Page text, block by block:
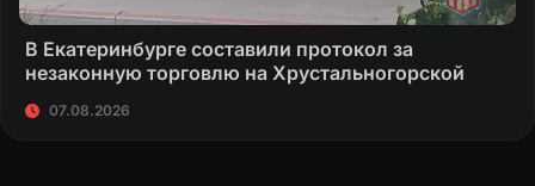
В Екатеринбурге составили протокол за
незаконную торговлю на Хрустальногорской
07.08.2026